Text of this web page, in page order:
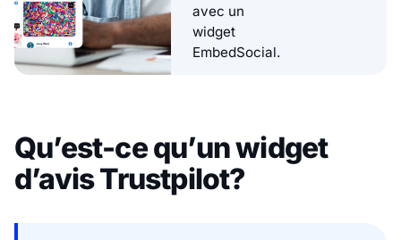
avec un
widget
EmbedSocial.
Qu’est-ce qu’un widget
d’avis Trustpilot?